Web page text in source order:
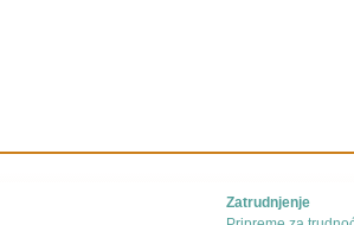
Zatrudnjenje